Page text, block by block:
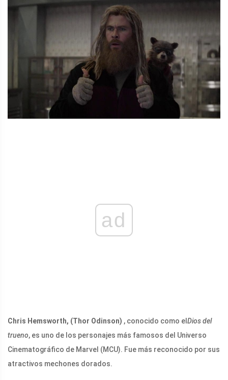
ad
Chris Hemsworth, (Thor Odinson) , conocido como el Dios del
trueno, es uno de los personajes más famosos del Universo
Cinematográfico de Marvel (MCU). Fue más reconocido por sus
atractivos mechones dorados.